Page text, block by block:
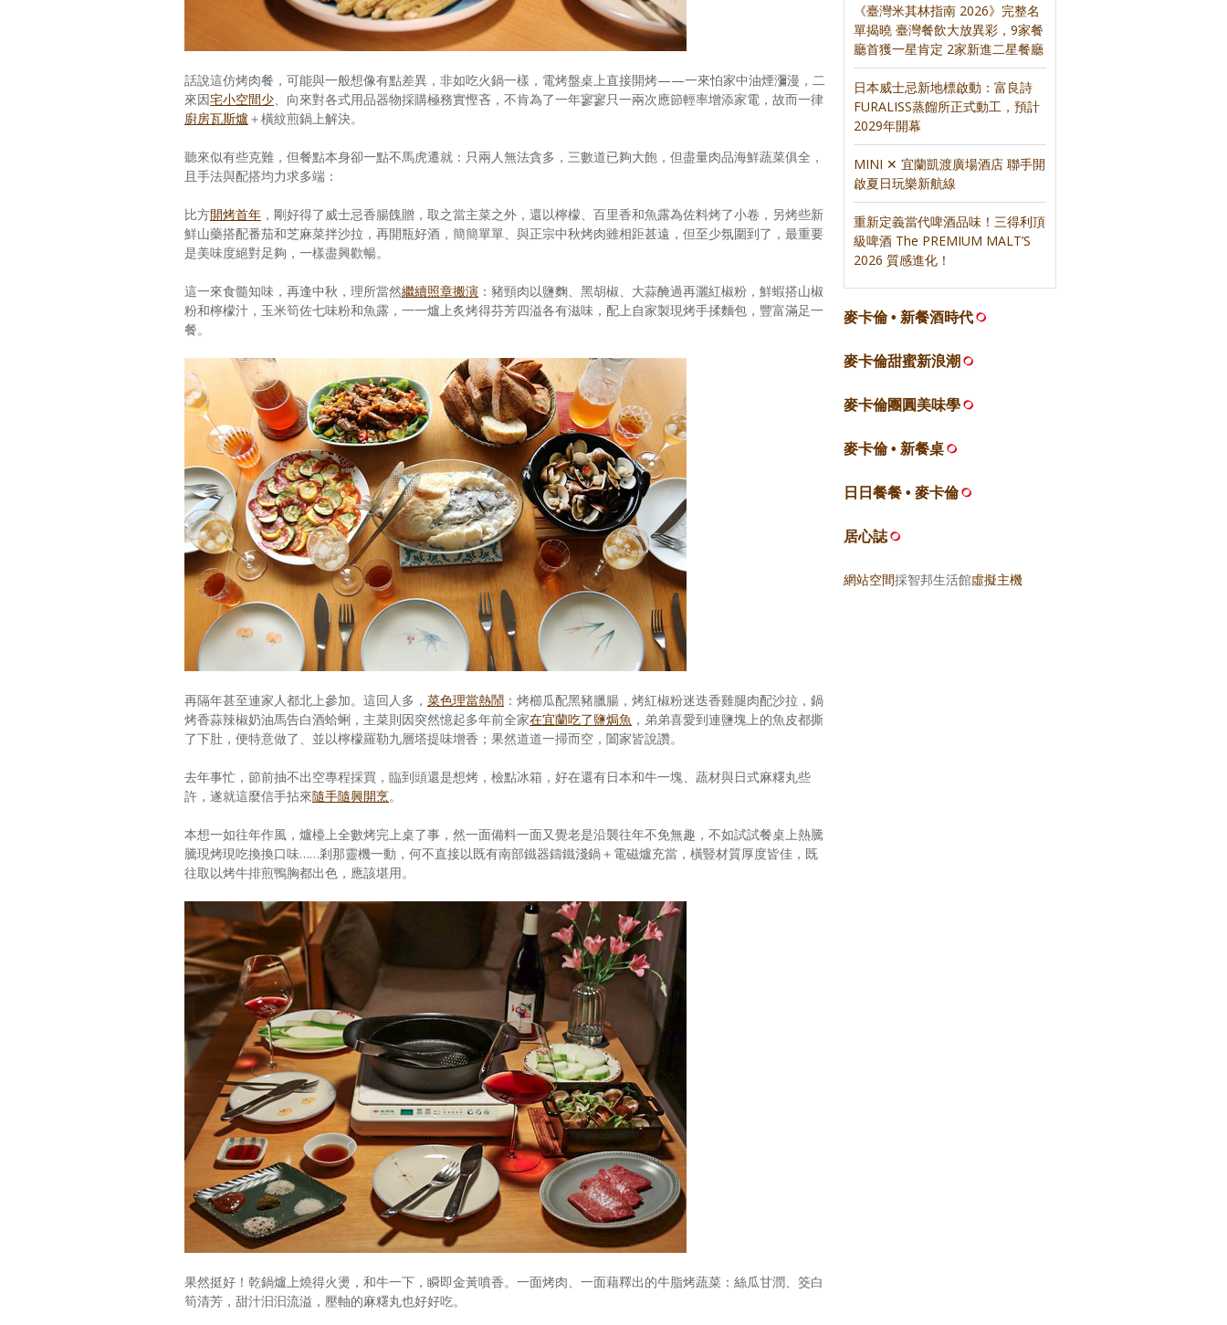
話說這仿烤肉餐，可能與一般想像有點差異，非如吃火鍋一樣，電烤盤桌上直接開烤——一來怕家中油煙瀰漫，二
來因宅小空間少、向來對各式用品器物採購極務實慳吝，不肯為了一年寥寥只一兩次應節輕率增添家電，故而一律
廚房瓦斯爐 ＋橫紋煎鍋上解決。
聽來似有些克難，但餐點本身卻一點不馬虎遷就：只兩人無法貪多，三數道已夠大飽，但盡量肉品海鮮蔬菜俱全，
且手法與配搭均力求多端：
比方開烤首年 ，剛好得了威士忌香腸餽贈，取之當主菜之外，還以檸檬、百里香和魚露為佐料烤了小卷，另烤些新
鮮山藥搭配番茄和芝麻菜拌沙拉，再開瓶好酒，簡簡單單、與正宗中秋烤肉雖相距甚遠，但至少氛圍到了，最重要
是美味度絕對足夠，一樣盡興歡暢。
這一來食髓知味，再逢中秋，理所當然繼續照章搬演 ：豬頸肉以鹽麴、黑胡椒、大蒜醃過再灑紅椒粉，鮮蝦搭山椒
粉和檸檬汁，玉米筍佐七味粉和魚露，一一爐上炙烤得芬芳四溢各有滋味，配上自家製現烤手揉麵包，豐富滿足一
餐。
再隔年甚至連家人都北上參加。這回人多， 菜色理當熱鬧 ：烤櫛瓜配黑豬臘腸，烤紅椒粉迷迭香雞腿肉配沙拉，鍋
烤香蒜辣椒奶油馬告白酒蛤蜊，主菜則因突然憶起多年前全家在宜蘭吃了鹽焗魚 ，弟弟喜愛到連鹽塊上的魚皮都撕
了下肚，便特意做了、並以檸檬羅勒九層塔提味增香；果然道道一掃而空，闔家皆說讚。
去年事忙，節前抽不出空專程採買，臨到頭還是想烤，檢點冰箱，好在還有日本和牛一塊、蔬材與日式麻糬丸些
許，遂就這麼信手拈來隨手隨興開烹。
本想一如往年作風，爐檯上全數烤完上桌了事，然一面備料一面又覺老是沿襲往年不免無趣，不如試試餐桌上熱騰
騰現烤現吃換換口味……剎那靈機一動，何不直接以既有南部鐵器鑄鐵淺鍋＋電磁爐充當，橫豎材質厚度皆佳，既
往取以烤牛排煎鴨胸都出色，應該堪用。
果然挺好！乾鍋爐上燒得火燙，和牛一下，瞬即金黃噴香。一面烤肉、一面藉釋出的牛脂烤蔬菜：絲瓜甘潤、筊白
筍清芳，甜汁汩汩流溢，壓軸的麻糬丸也好好吃。
《臺灣米其林指南 2026》完整名
單揭曉 臺灣餐飲大放異彩，9家餐
廳首獲一星肯定 2家新進二星餐廳
日本威士忌新地標啟動：富良詩
FURALISS蒸餾所正式動工，預計
2029年開幕
MINI ✕ 宜蘭凱渡廣場酒店 聯手開
啟夏日玩樂新航線
重新定義當代啤酒品味！三得利頂
級啤酒 The PREMIUM MALT’S
2026 質感進化！
麥卡倫 • 新餐酒時代
麥卡倫甜蜜新浪潮
麥卡倫團圓美味學
麥卡倫 • 新餐桌
日日餐餐 • 麥卡倫
居心誌
網站空間採智邦生活館虛擬主機